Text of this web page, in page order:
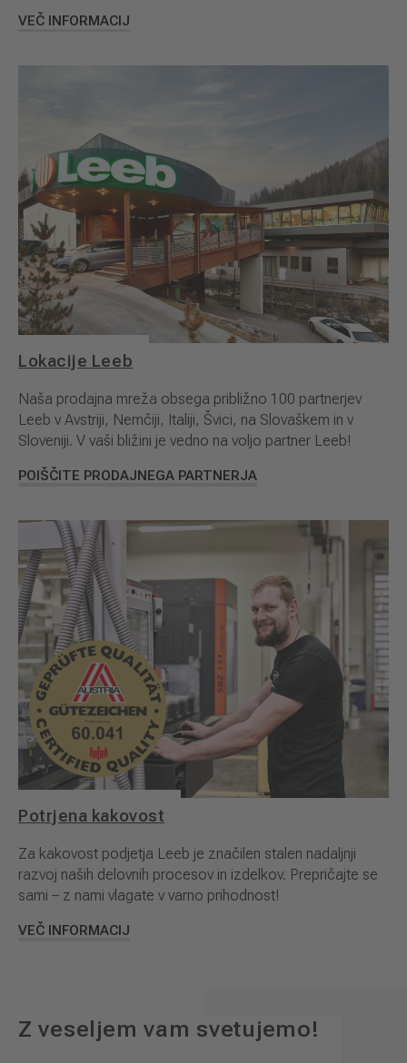
VEČ INFORMACIJ
Lokacije Leeb
Naša prodajna mreža obsega približno 100 partnerjev
Leeb v Avstriji, Nemčiji, Italiji, Švici, na Slovaškem in v
Sloveniji. V vaši bližini je vedno na voljo partner Leeb!
POIŠČITE PRODAJNEGA PARTNERJA
Potrjena kakovost
Za kakovost podjetja Leeb je značilen stalen nadaljnji
razvoj naših delovnih procesov in izdelkov. Prepričajte se
sami – z nami vlagate v varno prihodnost!
VEČ INFORMACIJ
Z veseljem vam svetujemo!